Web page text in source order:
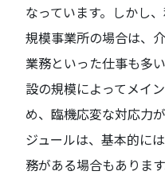
なっています。しかし
規模事業所の場合は、
業務といった仕事も多
設の規模によってメイ
め、臨機応変な対応力
ジュールは、基本的に
務がある場合もありま